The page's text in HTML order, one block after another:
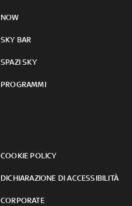
NOW
SKY BAR
SPAZI SKY
PROGRAMMI
COOKIE POLICY
DICHIARAZIONE DI ACCESSIBILITÀ
CORPORATE